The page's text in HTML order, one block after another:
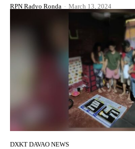
RPN Radyo Ronda - March 13, 2024
DXKT DAVAO NEWS